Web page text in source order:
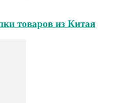
товаров из Китая